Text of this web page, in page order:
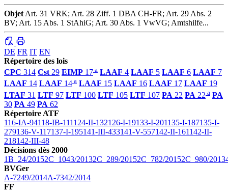
Objet Art. 31 VRK; Art. 28 Ziff. 1 DBA CH-FR; Art. 29 Abs. 2
BV; Art. 15 Abs. 1 StAhiG; Art. 30 Abs. 1 VwVG; Amtshilfe...
DE FR IT EN
Répertoire des lois
CPC 314 Cst 29 EIMP 17 a LAAF 4 LAAF 5 LAAF 6 LAAF 7
LAAF 14 LAAF 14 a LAAF 15 LAAF 16 LAAF 17 LAAF 19
LTAF 31 LTF 97 LTF 100 LTF 105 LTF 107 PA 22 PA 22 a PA
30 PA 49 PA 62
Répertoire ATF
116-IA-94118-IB-111124-II-132126-I-19133-I-201135-I-187135-I-
279136-V-117137-I-195141-III-433141-V-557142-II-161142-II-
218142-III-48
Décisions dès 2000
1B_24/20152C_1043/20132C_289/20152C_782/20152C_980/2013
BVGer
A-7249/2014A-7342/2014
FF